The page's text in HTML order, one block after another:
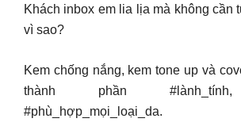
Khách inbox em lia lịa mà không cần
vì sao?
Kem chống nắng, kem tone up và
thành phần #lành_tính,
#phù_hợp_mọi_loại_da.